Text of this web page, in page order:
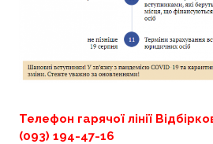
Телефон гарячої лінії
(093) 194-47-16